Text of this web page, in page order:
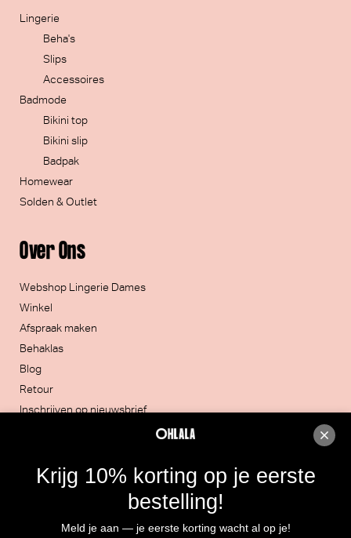
Over Ons
Webshop Lingerie Dames
Winkel
Afspraak maken
Behaklas
Blog
Retour
Inschrijven op nieuwsbrief
Lingerie
Beha's
Slips
Accessoires
Badmode
Bikini top
Bikini slip
Badpak
Homewear
Solden & Outlet
051/30.32.20
Krijg 10% korting op je eerste
bestelling!
Meld je aan — je eerste korting wacht al op je!